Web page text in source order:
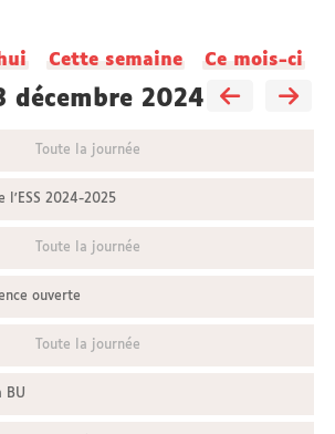
Cette semaine Ce mois-ci
décembre 2024
Toute la journée
l'ESS 2024-2025
Toute la journée
ouverte
Toute la journée
BU